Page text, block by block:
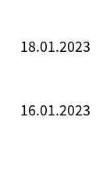
18.01.2023
16.01.2023